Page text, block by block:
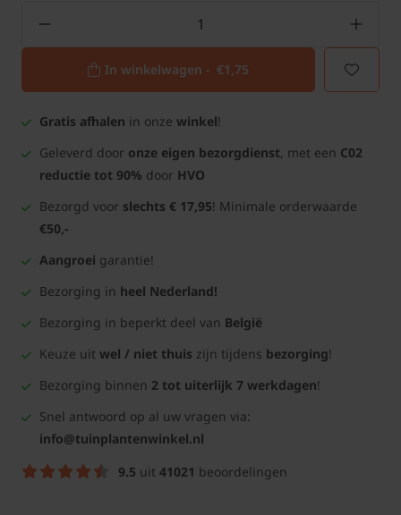
In winkelwagen - €1,75
Gratis afhalen in onze winkel!
Geleverd door onze eigen bezorgdienst, met een C02
reductie tot 90% door HVO
Bezorgd voor slechts € 17,95! Minimale orderwaarde
€50,-
Aangroei garantie!
Bezorging in heel Nederland!
Bezorging in beperkt deel van België
Keuze uit wel / niet thuis zijn tijdens bezorging!
Bezorging binnen 2 tot uiterlijk 7 werkdagen!
Snel antwoord op al uw vragen via:
info@tuinplantenwinkel.nl
9.5 uit 41021 beoordelingen